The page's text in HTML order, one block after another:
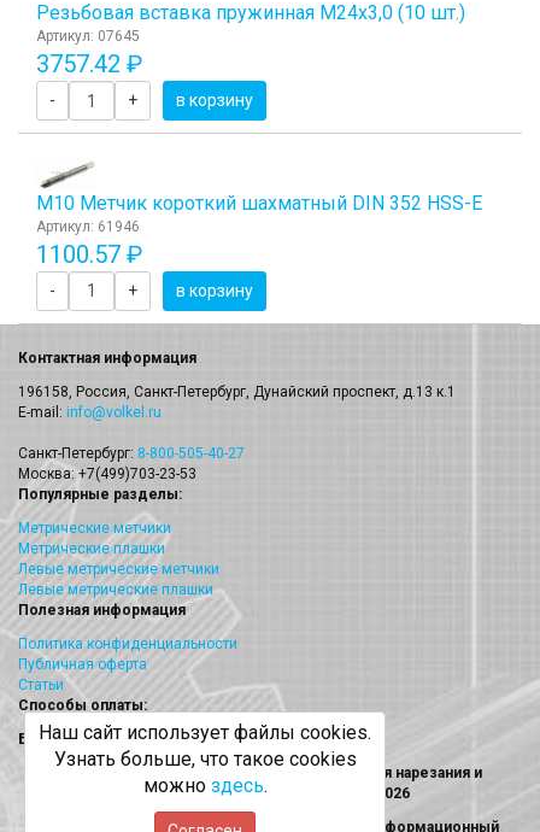
Резьбовая вставка пружинная M24x3,0 (10 шт.)
Артикул: 07645
3757.42 ₽
- + в корзину
М10 Метчик короткий шахматный DIN 352 HSS-E
Артикул: 61946
1100.57 ₽
- + в корзину
Контактная информация
196158, Россия, Санкт-Петербург, Дунайский проспект, д.13 к.1
E-mail: info@volkel.ru
Санкт-Петербург: 8-800-505-40-27
Москва: +7(499)703-23-53
Популярные разделы:
Метрические метчики
Метрические плашки
Левые метрические метчики
Левые метрические плашки
Полезная информация
Политика конфиденциальности
Публичная оферта
Статьи
Способы оплаты:
Безналичный платеж
Volkel (Волкел) метчики, плашки, наборы для нарезания и
восстановления резьбы © 2013 - 2026
Информация на сайте носит исключительно информационный
Наш сайт использует файлы cookies.
Узнать больше, что такое cookies
можно здесь.